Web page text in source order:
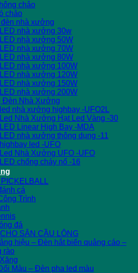
chảo
chảo
nhà xưởng
nhà xưởng 30w
nhà xưởng 50W
nhà xưởng 70W
nhà xưởng 80W
nhà xưởng 100W
nhà xưởng 120W
nhà xưởng 150W
nhà xưởng 200W
Đèn Nhà Xưởng
nhà xưởng highbay -UFO2L
Nhà Xưởng Hạt Led Vàng -30
Linear High Bay -MDA
nhà xưởng thông dụng -11
led -UFO
Nhà Xưởng UFO -UFO
chống cháy nổ -16
cá
Trình
đá
SÂN CẦU LÔNG
hiệu – Đèn hắt biển quảng cáo –
rào
Màu – Đèn pha led màu